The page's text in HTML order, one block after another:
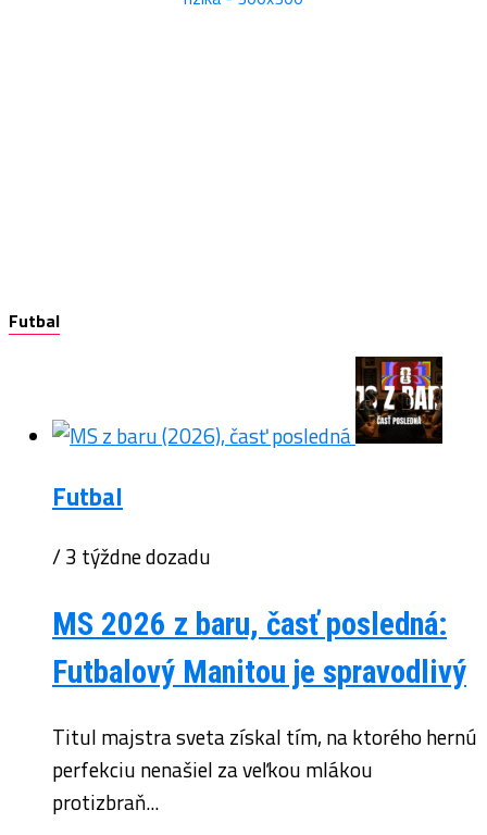
Futbal
Futbal
/ 3 týždne dozadu
MS 2026 z baru, časť posledná:
Futbalový Manitou je spravodlivý
Titul majstra sveta získal tím, na ktorého hernú
perfekciu nenašiel za veľkou mlákou
protizbraň...